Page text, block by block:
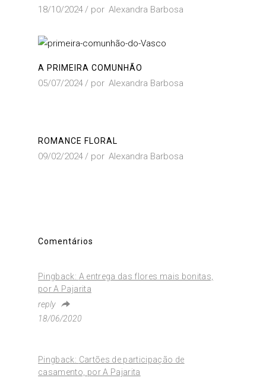
18/10/2024 por Alexandra Barbosa
A PRIMEIRA COMUNHÃO
05/07/2024 por Alexandra Barbosa
ROMANCE FLORAL
09/02/2024 por Alexandra Barbosa
Comentários
Pingback: A entrega das flores mais bonitas,
por A Pajarita
reply
18/06/2020
Pingback: Cartões de participação de
casamento, por A Pajarita